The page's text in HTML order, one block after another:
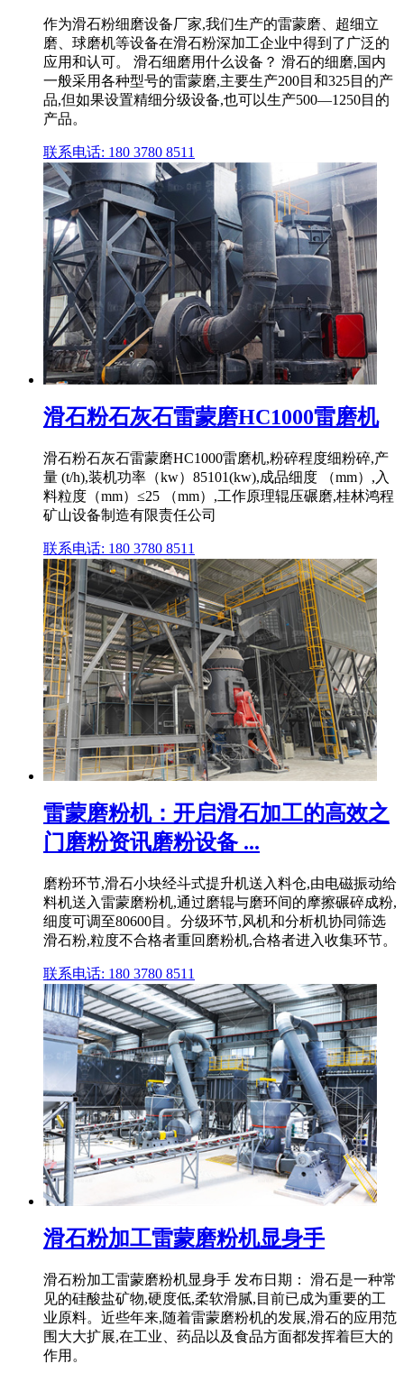
作为滑石粉细磨设备厂家,我们生产的雷蒙磨、超细立
磨、球磨机等设备在滑石粉深加工企业中得到了广泛的
应用和认可。 滑石细磨用什么设备？ 滑石的细磨,国内
一般采用各种型号的雷蒙磨,主要生产200目和325目的产
品,但如果设置精细分级设备,也可以生产500—1250目的
产品。
联系电话: 180 3780 8511
滑石粉石灰石雷蒙磨HC1000雷磨机
滑石粉石灰石雷蒙磨HC1000雷磨机,粉碎程度细粉碎,产
量 (t/h),装机功率（kw）85101(kw),成品细度 （mm）,入
料粒度（mm）≤25 （mm）,工作原理辊压碾磨,桂林鸿程
矿山设备制造有限责任公司
联系电话: 180 3780 8511
雷蒙磨粉机：开启滑石加工的高效之
门磨粉资讯磨粉设备 ...
磨粉环节,滑石小块经斗式提升机送入料仓,由电磁振动给
料机送入雷蒙磨粉机,通过磨辊与磨环间的摩擦碾碎成粉,
细度可调至80600目。分级环节,风机和分析机协同筛选
滑石粉,粒度不合格者重回磨粉机,合格者进入收集环节。
联系电话: 180 3780 8511
滑石粉加工雷蒙磨粉机显身手
滑石粉加工雷蒙磨粉机显身手 发布日期： 滑石是一种常
见的硅酸盐矿物,硬度低,柔软滑腻,目前已成为重要的工
业原料。近些年来,随着雷蒙磨粉机的发展,滑石的应用范
围大大扩展,在工业、药品以及食品方面都发挥着巨大的
作用。